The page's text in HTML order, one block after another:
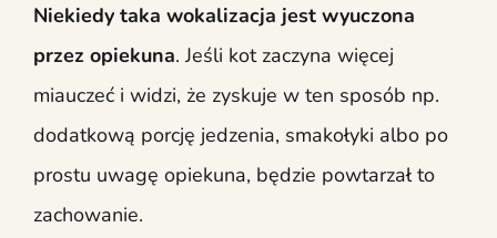
Niekiedy taka wokalizacja jest wyuczona
przez opiekuna. Jeśli kot zaczyna więcej
miauczeć i widzi, że zyskuje w ten sposób np.
dodatkową porcję jedzenia, smakołyki albo po
prostu uwagę opiekuna, będzie powtarzał to
zachowanie.